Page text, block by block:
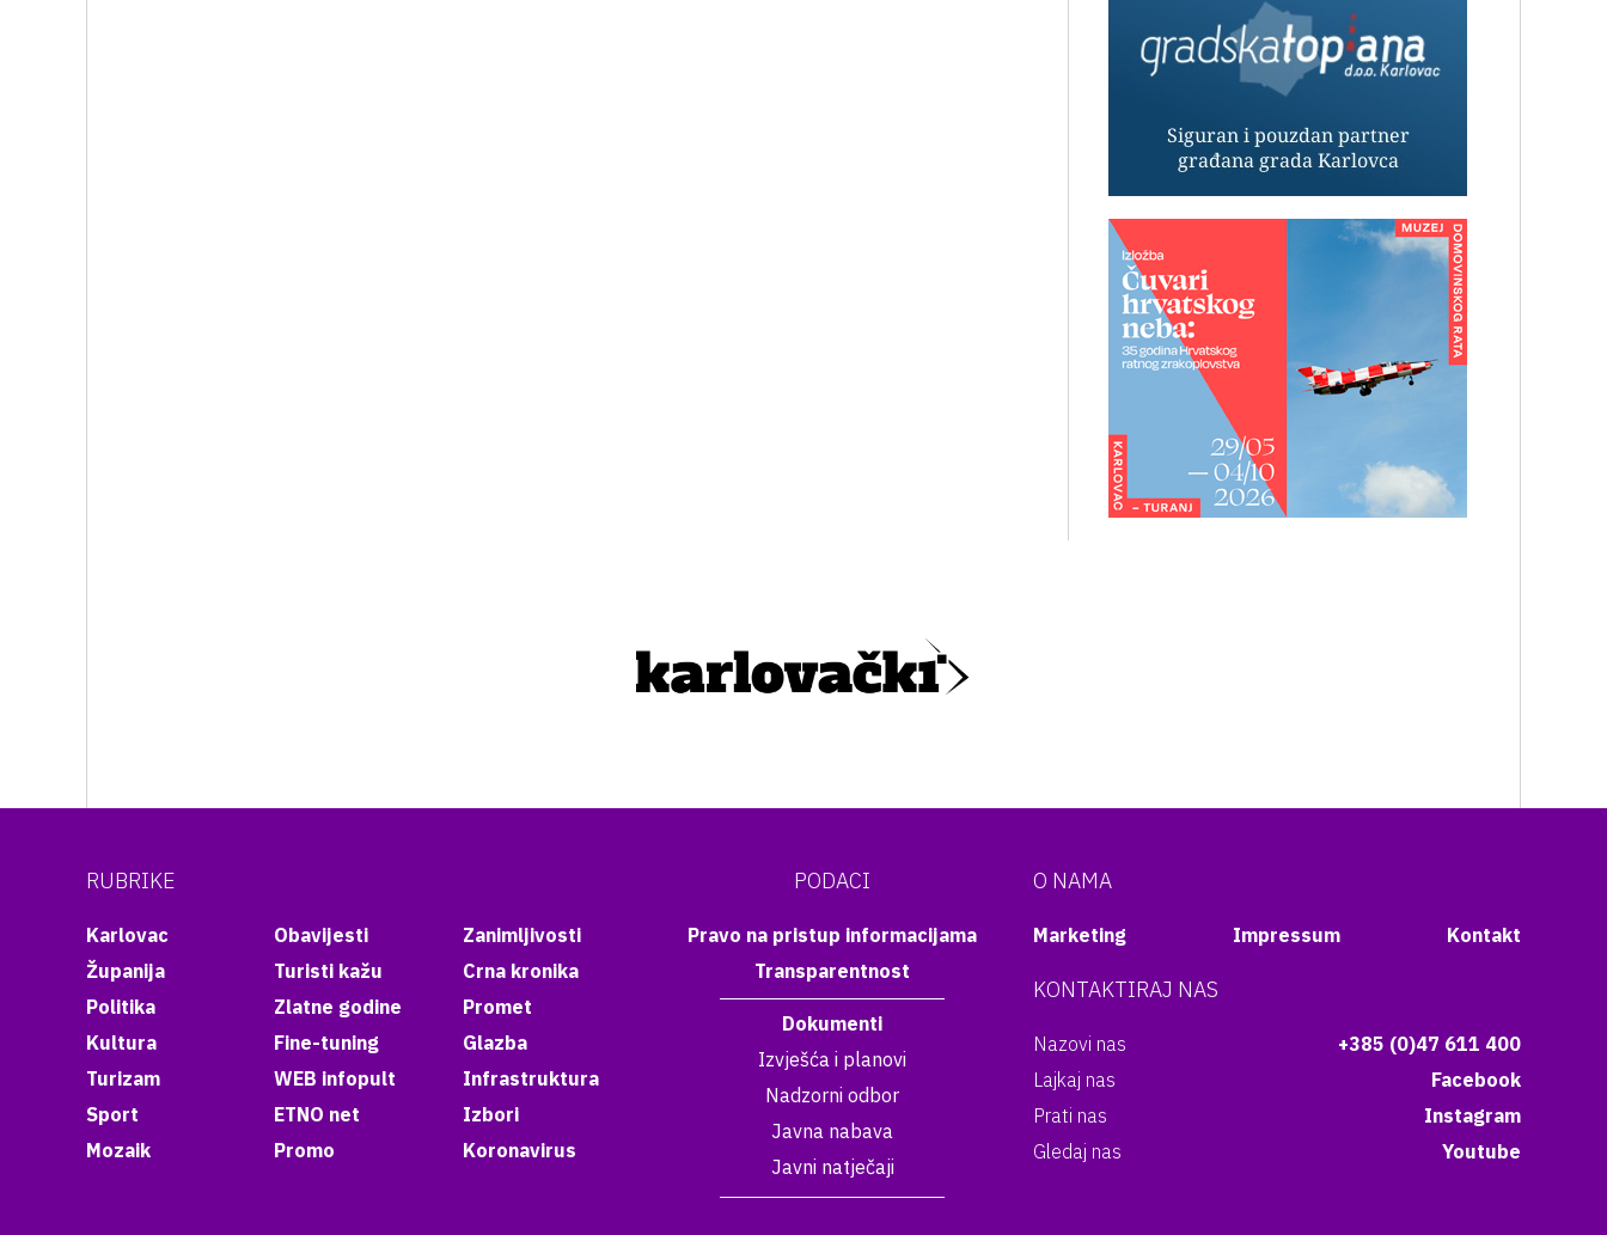
RUBRIKE
Karlovac
Županija
Politika
Kultura
Turizam
Sport
Mozaik
Obavijesti
Turisti kažu
Zlatne godine
Fine-tuning
WEB infopult
ETNO net
Promo
Zanimljivosti
Crna kronika
Promet
Glazba
Infrastruktura
Izbori
Koronavirus
PODACI
Pravo na pristup informacijama
Transparentnost
Dokumenti
Izvješća i planovi
Nadzorni odbor
Javna nabava
Javni natječaji
O NAMA
Marketing Impressum Kontakt
KONTAKTIRAJ NAS
Nazovi nas
+385 (0)47 611 400
Lajkaj nas
Facebook
Prati nas
Instagram
Gledaj nas
Youtube